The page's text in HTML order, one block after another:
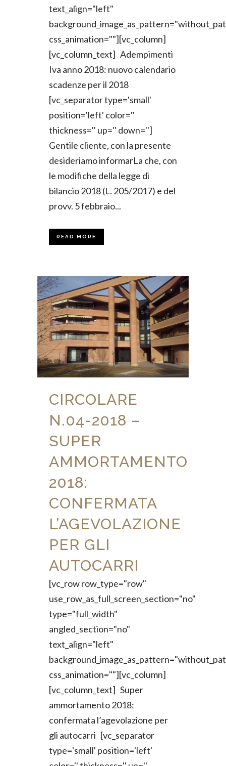
text_align="left"
css_animation=""][vc_column]
[vc_column_text] Adempimenti
Iva anno 2018: nuovo calendario
scadenze per il 2018
[vc_separator type='small'
position='left' color=''
thickness='' up='' down='']
Gentile cliente, con la presente
desideriamo informarLa che, con
le modifiche della legge di
bilancio 2018 (L. 205/2017) e del
provv. 5 febbraio...
READ MORE
CIRCOLARE
N.04-2018 –
SUPER
AMMORTAMENTO
2018:
CONFERMATA
L’AGEVOLAZIONE
PER GLI
AUTOCARRI
[vc_row row_type="row"
use_row_as_full_screen_section="no"
type="full_width"
angled_section="no"
text_align="left"
css_animation=""][vc_column]
[vc_column_text] Super
ammortamento 2018:
confermata l’agevolazione per
gli autocarri [vc_separator
type='small' position='left'